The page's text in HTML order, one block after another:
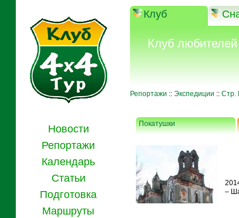
Клуб
Клуб
Репортажи :: Экспедиции :: Стр.
Новости
Репортажи
Календарь
Статьи
Подготовка
Маршруты
Покатушки
–